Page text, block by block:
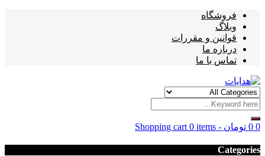
فروشگاه
وبلاگ
قوانین و مقررات
درباره ما
تماس با ما
Shopping cart 0 items - 0 تومان 0
Categories